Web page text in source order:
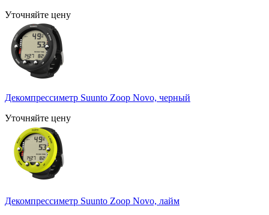
Уточняйте цену
Декомпрессиметр Suunto Zoop Novo, черный
Уточняйте цену
Декомпрессиметр Suunto Zoop Novo, лайм